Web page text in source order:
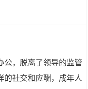
公，脱离了领导的监管
的社交和应酬，成年人